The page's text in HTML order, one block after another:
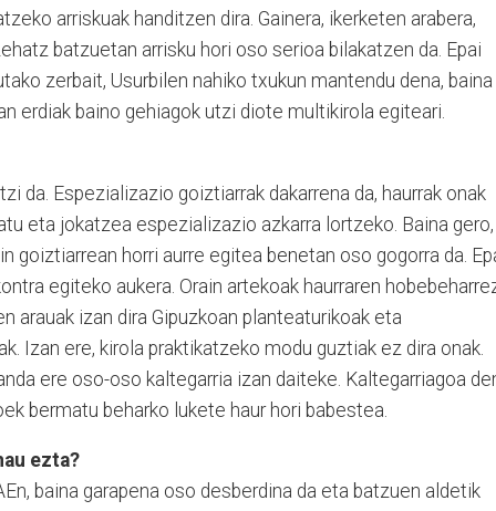
arriskuak handitzen dira. Gainera, ikerketen arabera,
batzuetan arrisku hori oso serioa bilakatzen da. Epai
zerbait, Usurbilen nahiko txukun mantendu dena, baina
erdiak baino gehiagok utzi diote multikirola egiteari.
da. Espezializazio goiztiarrak dakarrena da, haurrak onak
eta jokatzea espezializazio azkarra lortzeko. Baina gero,
goiztiarrean horri aurre egitea benetan oso gogorra da.
egiteko aukera. Orain artekoak haurraren
arauak izan dira Gipuzkoan planteaturikoak eta
Izan ere, kirola praktikatzeko modu guztiak ez dira onak.
ere oso-oso kaltegarria izan daiteke. Kaltegarriagoa
bermatu beharko lukete haur hori babestea.
ezta?
baina garapena oso desberdina da eta batzuen aldetik